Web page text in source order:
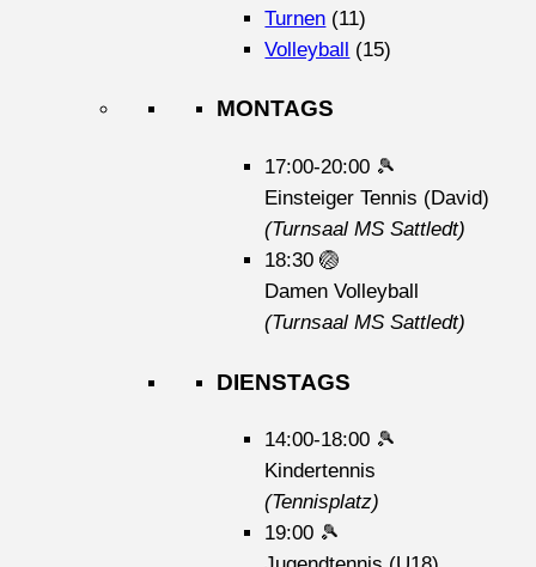
Turnen (11)
Volleyball (15)
MONTAGS
17:00-20:00 🎾
Einsteiger Tennis (David)
(Turnsaal MS Sattledt)
18:30🏐
Damen Volleyball
(Turnsaal MS Sattledt)
DIENSTAGS
14:00-18:00 🎾
Kindertennis
(Tennisplatz)
19:00 🎾